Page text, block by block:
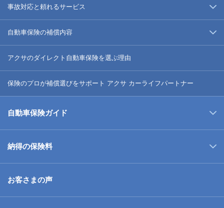
事故対応と頼れるサービス
自動車保険の補償内容
アクサのダイレクト自動車保険を選ぶ理由
保険のプロが補償選びをサポート アクサ カーライフパートナー
自動車保険ガイド
納得の保険料
お客さまの声